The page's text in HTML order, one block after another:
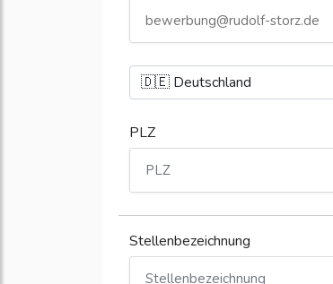
PLZ
Stellenbezeichnung